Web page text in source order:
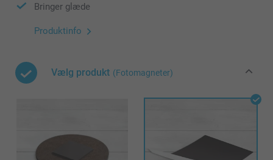
Bringer glæde
Produktinfo
Vælg produkt (Fotomagneter)